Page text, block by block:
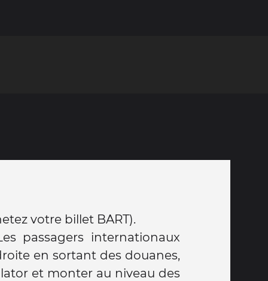
station BART et achetez votre billet BART).
passagers internationaux
en sortant des douanes,
et monter au niveau des